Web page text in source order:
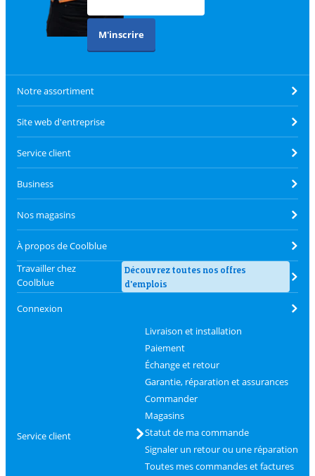
M'inscrire
Notre assortiment
Site web d'entreprise
Service client
Business
Nos magasins
À propos de Coolblue
Travailler chez
Coolblue
Découvrez toutes nos offres
d'emplois
Connexion
Service client
Livraison et installation
Paiement
Échange et retour
Garantie, réparation et assurances
Commander
Magasins
Statut de ma commande
Signaler un retour ou une réparation
Toutes mes commandes et factures